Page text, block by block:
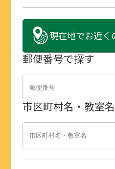
現在地でお近く
郵便番号で探す
市区町村名・教室